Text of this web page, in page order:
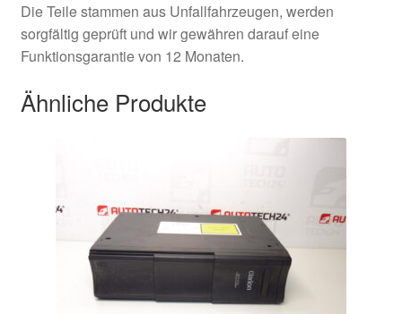
Die Teile stammen aus Unfallfahrzeugen, werden
sorgfältig geprüft und wir gewähren darauf eine
Funktionsgarantie von 12 Monaten.
Ähnliche Produkte